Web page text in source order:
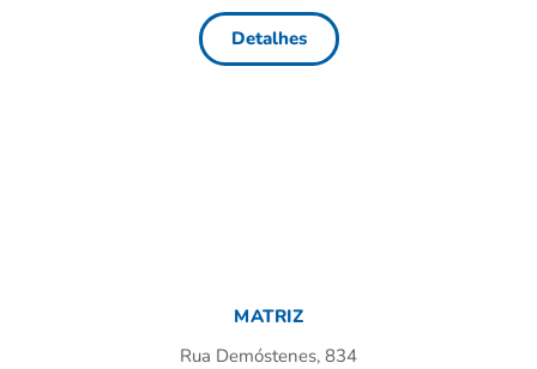
Detalhes
MATRIZ
Rua Demóstenes, 834